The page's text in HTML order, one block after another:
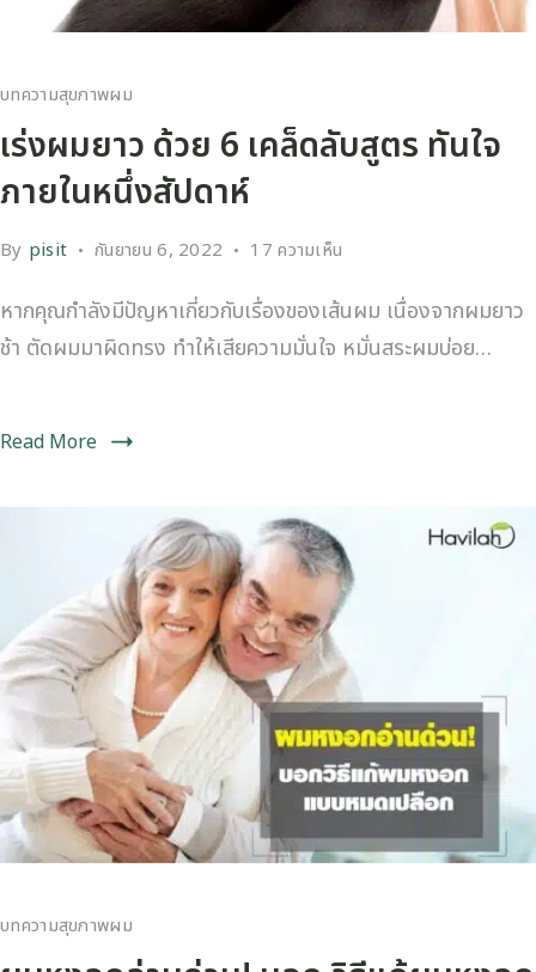
บทความสุขภาพผม
เร่งผมยาว ด้วย 6 เคล็ดลับสูตร ทันใจ
ภายในหนึ่งสัปดาห์
By pisit กันยายน 6, 2022 17 ความเห็น
หากคุณกำลังมีปัญหาเกี่ยวกับเรื่องของเส้นผม เนื่องจากผมยาว
ช้า ตัดผมมาผิดทรง ทำให้เสียความมั่นใจ หมั่นสระผมบ่อย…
Read More
บทความสุขภาพผม